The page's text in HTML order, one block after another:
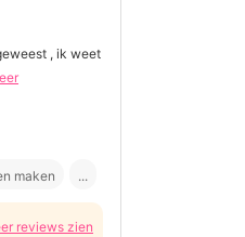
, ik weet
maken ...
reviews zien